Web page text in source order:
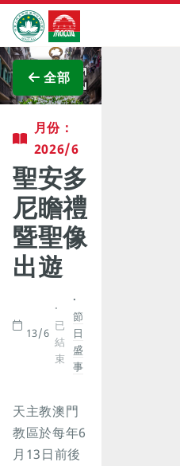
跳至主内容
澳門特別行政區政府旅遊局
全部
查看原圖
月份：
2026/6
聖安多
尼瞻禮
暨聖像
出遊
13/6
已
結
束
節
日
盛
事
天主教澳門
教區於每年6
月13日前後